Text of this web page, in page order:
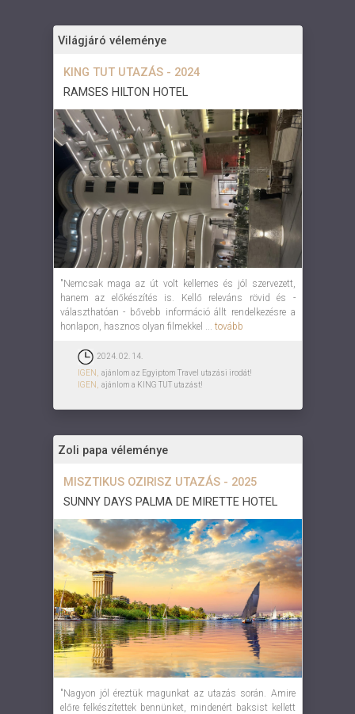
Világjáró véleménye
KING TUT UTAZÁS - 2024
RAMSES HILTON HOTEL
"Nemcsak maga az út volt kellemes és jól szervezett,
hanem az előkészítés is. Kellő releváns rövid és -
választhatóan - bővebb információ állt rendelkezésre a
honlapon, hasznos olyan filmekkel ... tovább
2024. 02. 14.
IGEN,
ajánlom az Egyiptom Travel utazási irodát!
IGEN,
ajánlom a KING TUT utazást!
Zoli papa véleménye
MISZTIKUS OZIRISZ UTAZÁS - 2025
SUNNY DAYS PALMA DE MIRETTE HOTEL
"Nagyon jól éreztük magunkat az utazás során. Amire
előre felkészítettek bennünket, mindenért baksist kellett